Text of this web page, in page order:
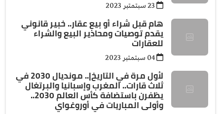
هام قبل شراء أو بيع عقار.. خبير قانوني
يقدم توصيات ومحاذير البيع والشراء
للعقارات
لأول مرة في التاريخ|.. مونديال 2030 في
ثلاث قارات.. المغرب وإسبانيا والبرتغال
يظفرن باستضافة كأس العالم 2030..
وأولى المباريات في أوروغواي